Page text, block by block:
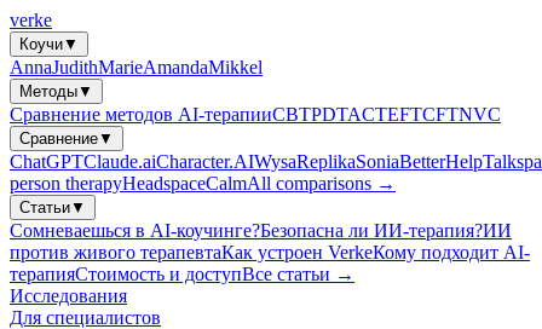
verke
Коучи▼
AnnaJudithMarieAmandaMikkel
Методы▼
Сравнение методов AI-терапииCBTPDTACTEFTCFTNVC
Сравнение▼
ChatGPTClaude.aiCharacter.AIWysaReplikaSoniaBetterHelp
person therapyHeadspaceCalmAll comparisons →
Статьи▼
Сомневаешься в AI-коучинге?Безопасна ли ИИ-терапия?ИИ
против живого терапевтаКак устроен VerkeКому подходит AI-
терапияСтоимость и доступВсе статьи →
Исследования
Для специалистов